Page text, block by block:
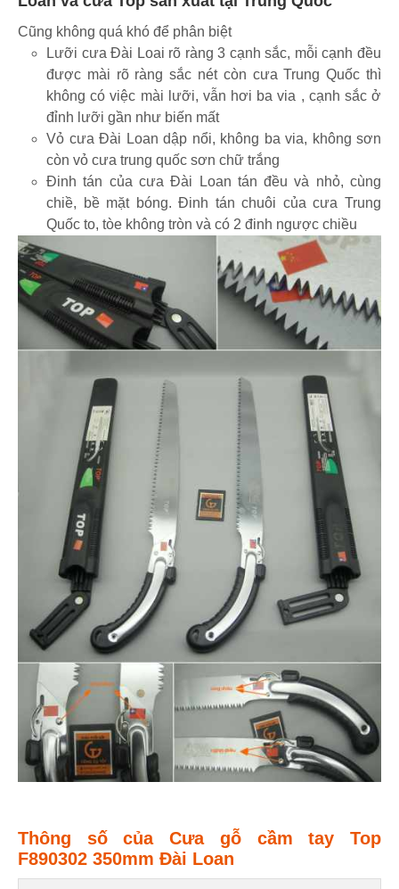
Cũng không quá khó để phân biệt
Lưỡi cưa Đài Loai rõ ràng 3 cạnh sắc, mỗi cạnh đều
được mài rõ ràng sắc nét còn cưa Trung Quốc thì
không có việc mài lưỡi, vẫn hơi ba via , cạnh sắc ở
đỉnh lưỡi gần như biến mất
Vỏ cưa Đài Loan dập nổi, không ba via, không sơn
còn vỏ cưa trung quốc sơn chữ trắng
Đinh tán của cưa Đài Loan tán đều và nhỏ, cùng
chiề, bề mặt bóng. Đinh tán chuôi của cưa Trung
Quốc to, tòe không tròn và có 2 đinh ngược chiều
Thông số của Cưa gỗ cầm tay Top
F890302 350mm Đài Loan